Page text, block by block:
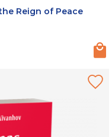
Reign of Peace